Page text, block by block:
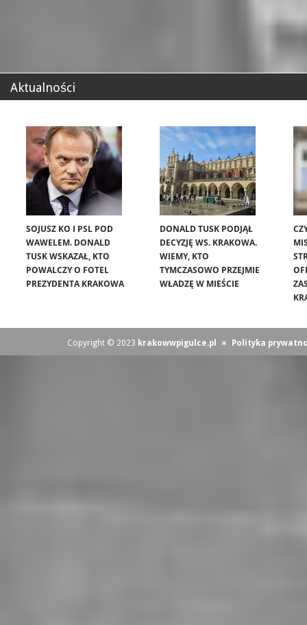
Aktualności
SOJUSZ KO I PSL POD
WAWELEM. DONALD
TUSK WSKAZAŁ, KTO
POWALCZY O FOTEL
PREZYDENTA KRAKOWA
DONALD TUSK PODJĄŁ
DECYZJĘ WS. KRAKOWA.
WIEMY, KTO
TYMCZASOWO PRZEJMIE
WŁADZĘ W MIEŚCIE
Copyright © 2023 krakowwpigulce.pl ∗ Polityka